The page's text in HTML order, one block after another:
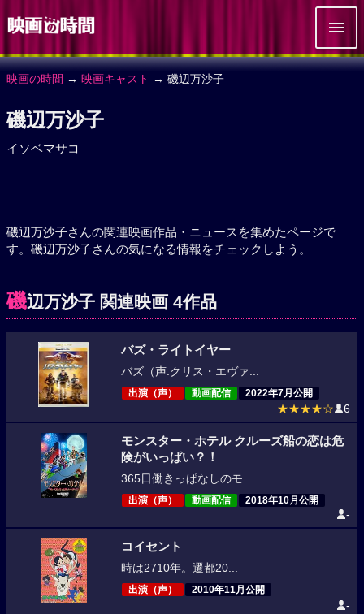
映画の時間 → 映画キャスト → 磯辺万沙子
磯辺万沙子
イソベマサコ
磯辺万沙子さんの関連映画作品・ニュースを集めたページで
す。磯辺万沙子さんの気になる情報をチェックしよう。
磯辺万沙子 関連映画 4作品
バズ・ライトイヤー
バズ（声:クリス・エヴァ...
出演（声） 動画配信 2022年7月公開
★★★★☆ 6
モンスター・ホテル クルーズ船の恋は危
険がいっぱい？！
365日働きっぱなしのモ...
出演（声） 動画配信 2018年10月公開
-
コイセント
時は2710年。遷都20...
出演（声） 2010年11月公開
-